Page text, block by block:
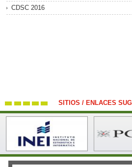
CDSC 2016
SITIOS / ENLACES